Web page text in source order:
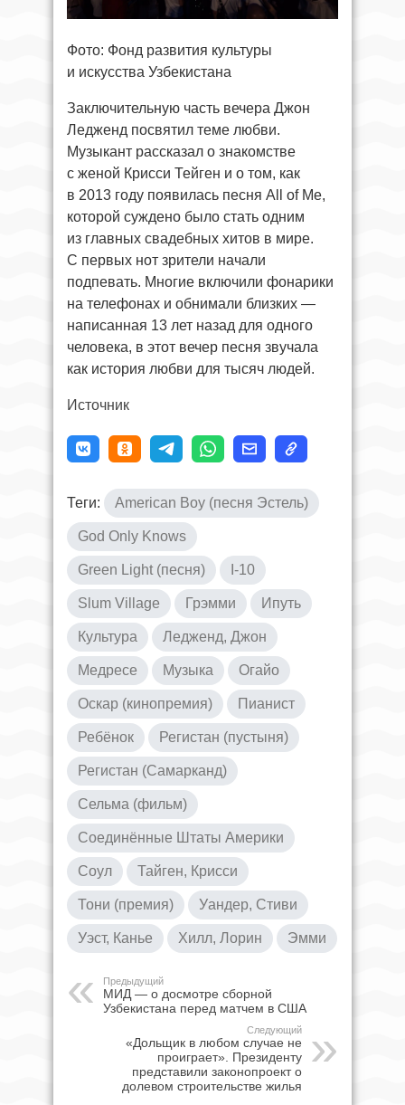
Фото: Фонд развития культуры
и искусства Узбекистана
Заключительную часть вечера Джон
Ледженд посвятил теме любви.
Музыкант рассказал о знакомстве
с женой Крисси Тейген и о том, как
в 2013 году появилась песня All of Me,
которой суждено было стать одним
из главных свадебных хитов в мире.
С первых нот зрители начали
подпевать. Многие включили фонарики
на телефонах и обнимали близких —
написанная 13 лет назад для одного
человека, в этот вечер песня звучала
как история любви для тысяч людей.
Источник
Теги: American Boy (песня Эстель)
God Only Knows
Green Light (песня) I-10
Slum Village Грэмми Ипуть
Культура Ледженд, Джон
Медресе Музыка Огайо
Оскар (кинопремия) Пианист
Ребёнок Регистан (пустыня)
Регистан (Самарканд)
Сельма (фильм)
Соединённые Штаты Америки
Соул Тайген, Крисси
Тони (премия) Уандер, Стиви
Уэст, Канье Хилл, Лорин Эмми
Предыдущий
МИД — о досмотре сборной
Узбекистана перед матчем в США
Следующий
«Дольщик в любом случае не
проиграет». Президенту
представили законопроект о
долевом строительстве жилья